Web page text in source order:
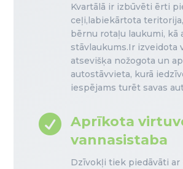
Kvartālā ir izbūvēti ērti
ceļi,labiekārtota
bērnu rotaļu laukumi, kā
stāvlaukums.Ir izveidota
atsevišķa nožogota un
autostāvvieta, kurā
iespējams turēt savas
 Aprīkota
vannasistaba
Dzīvokļi tiek piedāvāti ar